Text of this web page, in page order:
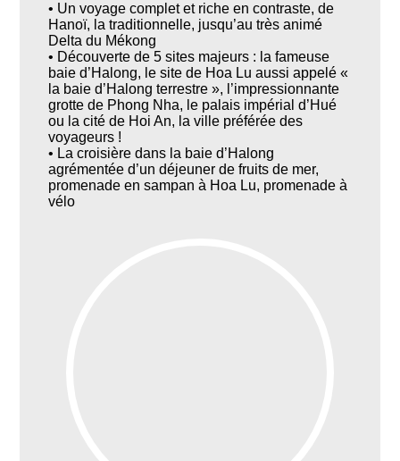
• Un voyage complet et riche en contraste, de
Hanoï, la traditionnelle, jusqu’au très animé
Delta du Mékong
• Découverte de 5 sites majeurs : la fameuse
baie d’Halong, le site de Hoa Lu aussi appelé «
la baie d’Halong terrestre », l’impressionnante
grotte de Phong Nha, le palais impérial d’Hué
ou la cité de Hoi An, la ville préférée des
voyageurs !
• La croisière dans la baie d’Halong
agrémentée d’un déjeuner de fruits de mer,
promenade en sampan à Hoa Lu, promenade à
vélo